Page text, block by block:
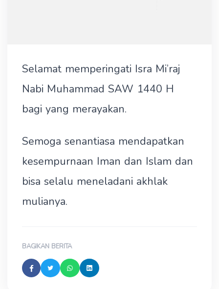
Selamat memperingati Isra Mi’raj
Nabi Muhammad SAW 1440 H
bagi yang merayakan.
Semoga senantiasa mendapatkan
kesempurnaan Iman dan Islam dan
bisa selalu meneladani akhlak
mulianya.
BAGIKAN BERITA